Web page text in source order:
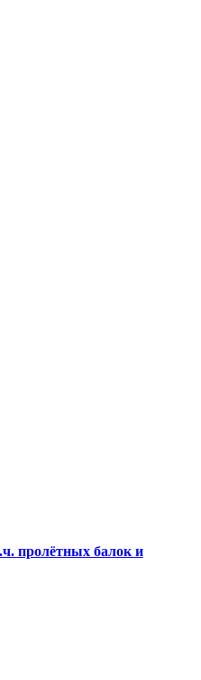
пролётных балок и